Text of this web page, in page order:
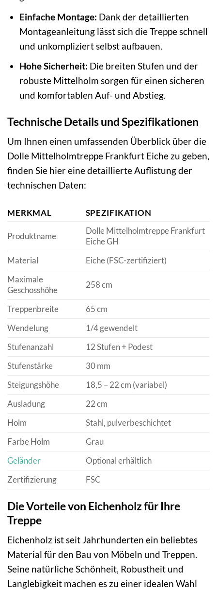
Einfache Montage: Dank der detaillierten
Montageanleitung lässt sich die Treppe schnell
und unkompliziert selbst aufbauen.
Hohe Sicherheit: Die breiten Stufen und der
robuste Mittelholm sorgen für einen sicheren
und komfortablen Auf- und Abstieg.
Technische Details und Spezifikationen
Um Ihnen einen umfassenden Überblick über die
Dolle Mittelholmtreppe Frankfurt Eiche zu geben,
finden Sie hier eine detaillierte Auflistung der
technischen Daten:
MERKMAL SPEZIFIKATION
Produktname
Dolle Mittelholmtreppe Frankfurt
Eiche GH
Material
Eiche (FSC-zertifiziert)
Maximale
Geschosshöhe
258 cm
Treppenbreite
65 cm
Wendelung
1/4 gewendelt
Stufenanzahl
12 Stufen + Podest
Stufenstärke
30 mm
Steigungshöhe
18,5 – 22 cm (variabel)
Ausladung
22 cm
Holm
Stahl, pulverbeschichtet
Farbe Holm
Grau
Geländer
Optional erhältlich
Zertifizierung
FSC
Die Vorteile von Eichenholz für Ihre
Treppe
Eichenholz ist seit Jahrhunderten ein beliebtes
Material für den Bau von Möbeln und Treppen.
Seine natürliche Schönheit, Robustheit und
Langlebigkeit machen es zu einer idealen Wahl